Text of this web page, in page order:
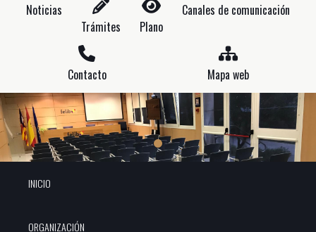
Noticias
Trámites
Plano
Canales de comunicación
Contacto Mapa web
INICIO
ORGANIZACIÓN